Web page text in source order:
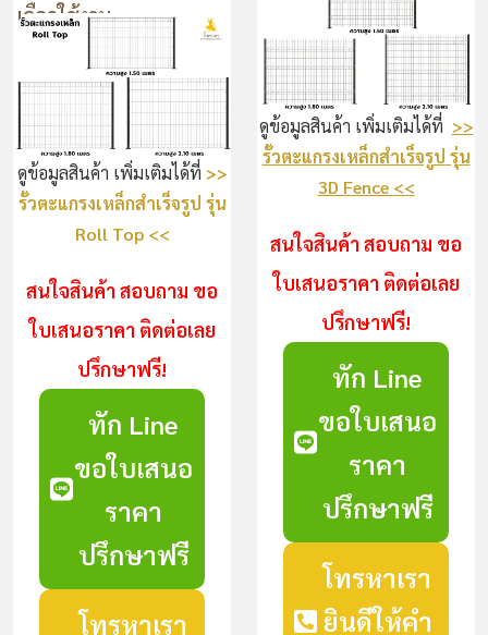
เลือกใช้งาน
ดูข้อมูลสินค้า เพิ่มเติมได้ที่ >>
รั้วตะแกรงเหล็กสำเร็จรูป รุ่น
Roll Top <<
สนใจสินค้า สอบถาม ขอ
ใบเสนอราคา ติดต่อเลย
ปรึกษาฟรี!
ทัก Line
ขอใบเสนอ
ราคา
ปรึกษาฟรี
โทรหาเรา
ดูข้อมูลสินค้า เพิ่มเติมได้ที่ >>
รั้วตะแกรงเหล็กสำเร็จรูป รุ่น
3D Fence <<
สนใจสินค้า สอบถาม ขอ
ใบเสนอราคา ติดต่อเลย
ปรึกษาฟรี!
ทัก Line
ขอใบเสนอ
ราคา
ปรึกษาฟรี
โทรหาเรา
ยินดีให้คำ